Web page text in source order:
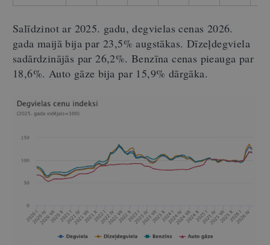
Salīdzinot ar 2025. gadu, degvielas cenas 2026.
gada maijā bija par 23,5% augstākas. Dīzeļdegviela
sadārdzinājās par 26,2%. Benzīna cenas pieauga par
18,6%. Auto gāze bija par 15,9% dārgāka.